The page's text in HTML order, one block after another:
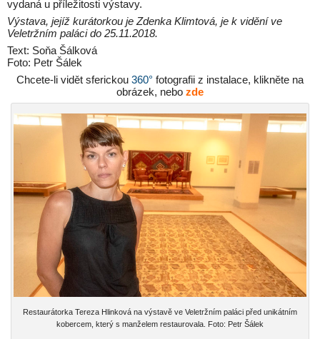
vydaná u příležitosti výstavy.
Výstava, jejíž kurátorkou je Zdenka Klimtová, je k vidění ve
Veletržním paláci do 25.11.2018.
Text: Soňa Šálková
Foto: Petr Šálek
Chcete-li vidět sferickou 360° fotografii z instalace, klikněte na
obrázek, nebo zde
Restaurátorka Tereza Hlinková na výstavě ve Veletržním paláci před unikátním
kobercem, který s manželem restaurovala. Foto: Petr Šálek